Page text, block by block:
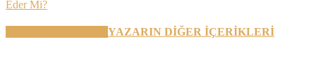
Eder Mi?
YAZARIN DİĞER İÇERİKLERİ